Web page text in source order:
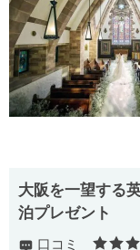
大阪を一望する
泊プレゼント
口コミ